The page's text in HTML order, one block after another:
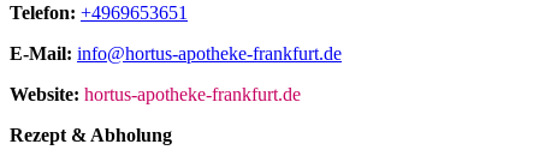
Telefon: +4969653651
E-Mail: info@hortus-apotheke-frankfurt.de
Website: hortus-apotheke-frankfurt.de
Rezept & Abholung